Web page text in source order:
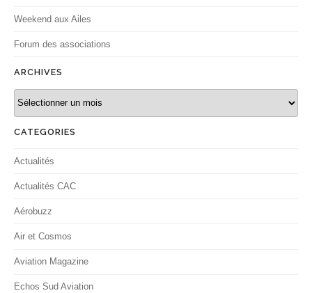
Weekend aux Ailes
Forum des associations
ARCHIVES
CATEGORIES
Actualités
Actualités CAC
Aérobuzz
Air et Cosmos
Aviation Magazine
Echos Sud Aviation